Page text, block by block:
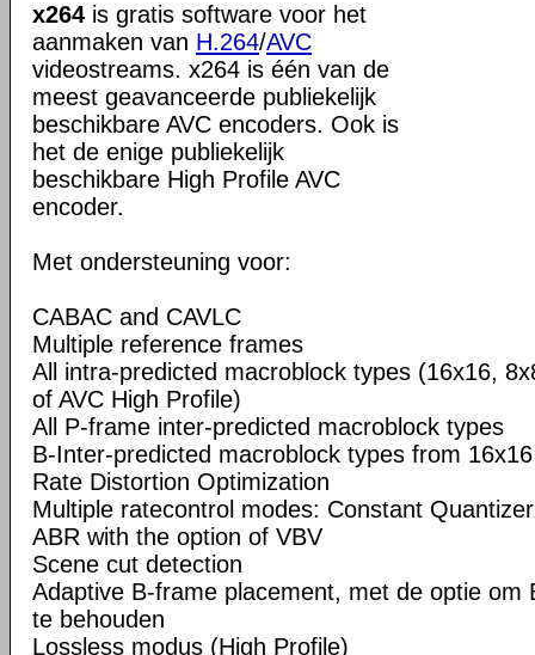
x264 is gratis software voor het
aanmaken van H.264/AVC
videostreams. x264 is één van de
meest geavanceerde publiekelijk
beschikbare AVC encoders. Ook is
het de enige publiekelijk
beschikbare High Profile AVC
encoder.
Met ondersteuning voor:
CABAC and CAVLC
Multiple reference frames
All intra-predicted macroblock types (16x16,
of AVC High Profile)
All P-frame inter-predicted macroblock types
B-Inter-predicted macroblock types from
Rate Distortion Optimization
Multiple ratecontrol modes: Constant
ABR with the option of VBV
Scene cut detection
Adaptive B-frame placement, met de optie om
te behouden
Lossless modus (High Profile)